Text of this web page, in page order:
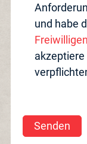
und habe
Senden